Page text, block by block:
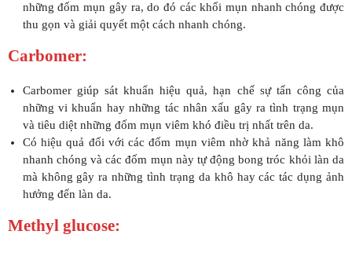
những đốm mụn gây ra, do đó các khối mụn nhanh chóng được
thu gọn và giải quyết một cách nhanh chóng.
Carbomer:
Carbomer giúp sát khuẩn hiệu quả, hạn chế sự tấn công của
những vi khuẩn hay những tác nhân xấu gây ra tình trạng mụn
và tiêu diệt những đốm mụn viêm khó điều trị nhất trên da.
Có hiệu quả đối với các đốm mụn viêm nhờ khả năng làm khô
nhanh chóng và các đốm mụn này tự động bong tróc khỏi làn da
mà không gây ra những tình trạng da khô hay các tác dụng ảnh
hưởng đến làn da.
Methyl glucose: